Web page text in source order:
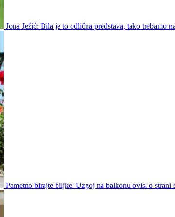
Jona Ježić: Bila je to odlična predstava, tako trebamo
Pametno birajte biljke: Uzgoj na balkonu ovisi o strani